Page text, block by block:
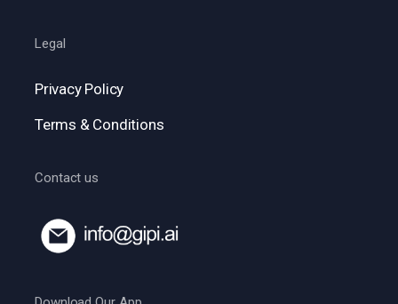
Legal
Privacy Policy
Terms & Conditions
Contact us